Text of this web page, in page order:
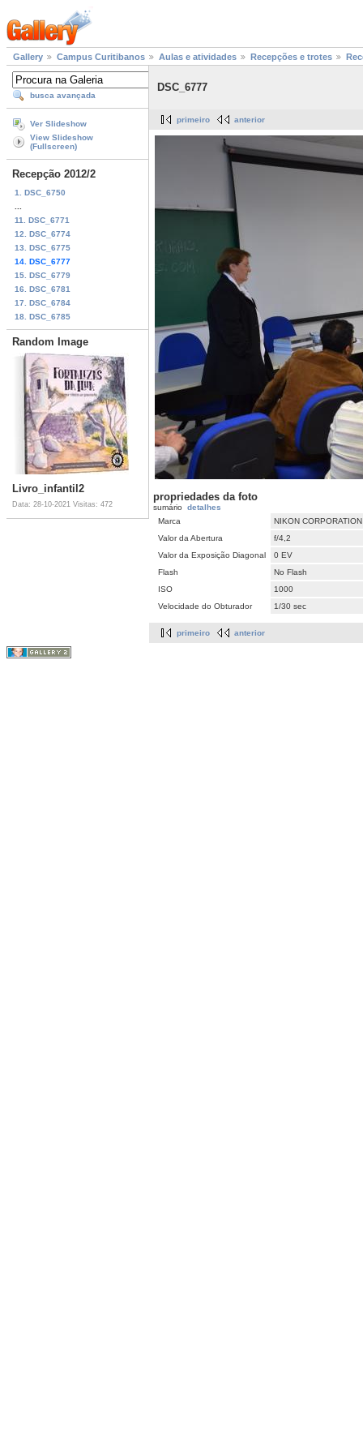
Gallery Campus Curitibanos Aulas e atividades Recepções e trotes
busca avançada
Ver Slideshow
View Slideshow
(Fullscreen)
Recepção 2012/2
1. DSC_6750
11. DSC_6771
12. DSC_6774
13. DSC_6775
14. DSC_6777
15. DSC_6779
16. DSC_6781
17. DSC_6784
18. DSC_6785
Random Image
Livro_infantil2
Data: 28-10-2021 Visitas: 472
DSC_6777
primeiro anterior
propriedades da foto
sumário detalhes
Marca
NIKON CORPORATION
Valor da Abertura
f/4,2
Valor da Exposição Diagonal
0 EV
Flash
No Flash
ISO
1000
Velocidade do Obturador
1/30 sec
primeiro anterior